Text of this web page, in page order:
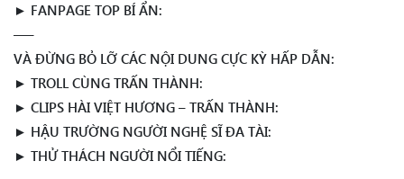
► FANPAGE TOP BÍ ẨN:
—–
VÀ ĐỪNG BỎ LỠ CÁC NỘI DUNG CỰC KỲ HẤP DẪN:
► TROLL CÙNG TRẤN THÀNH:
► CLIPS HÀI VIỆT HƯƠNG – TRẤN THÀNH:
► HẬU TRƯỜNG NGƯỜI NGHỆ SĨ ĐA TÀI:
► THỬ THÁCH NGƯỜI NỔI TIẾNG: